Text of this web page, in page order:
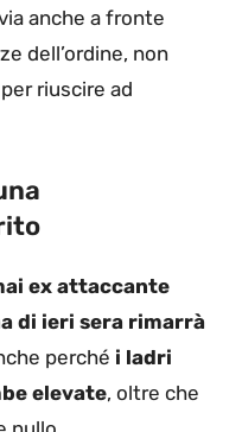
anche a fronte
dell’ordine, non
riuscire ad
ex attaccante
di ieri sera rimarrà
perché i ladri
elevate, oltre che